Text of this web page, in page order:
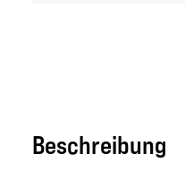
Beschreibung